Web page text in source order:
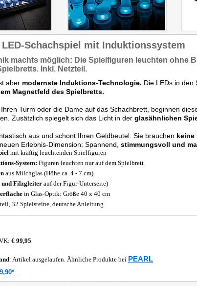
LED-Schachspiel mit Induktionssystem
machts möglich: Die Spielfiguren leuchten ohne
Inkl. Netzteil.
aber modernste Induktions-Technologie. Die LEDs in den
Magnetfeld des Spielbretts.
Turm oder die Dame auf das Schachbrett, beginnen
Zusätzlich spiegelt sich das Licht in der glasähnlichen
aus und schont Ihren Geldbeutel: Sie brauchen keine
Erlebnis-Dimension: Spannend, stimmungsvoll und
mit kräftig leuchtenden Spielfiguren
System: Figuren leuchten nur auf dem Spielbrett
aus Milchglas (Höhe ca. 4 - 7 cm)
und Filzgleiter auf der Figur-Unterseite)
in Glas-Optik: Größe 40 x 40 cm
32 Spielsteine, deutsche Anleitung
€ 99,95
: Artikel ausgelaufen. Ähnliche Produkte bei PEARL